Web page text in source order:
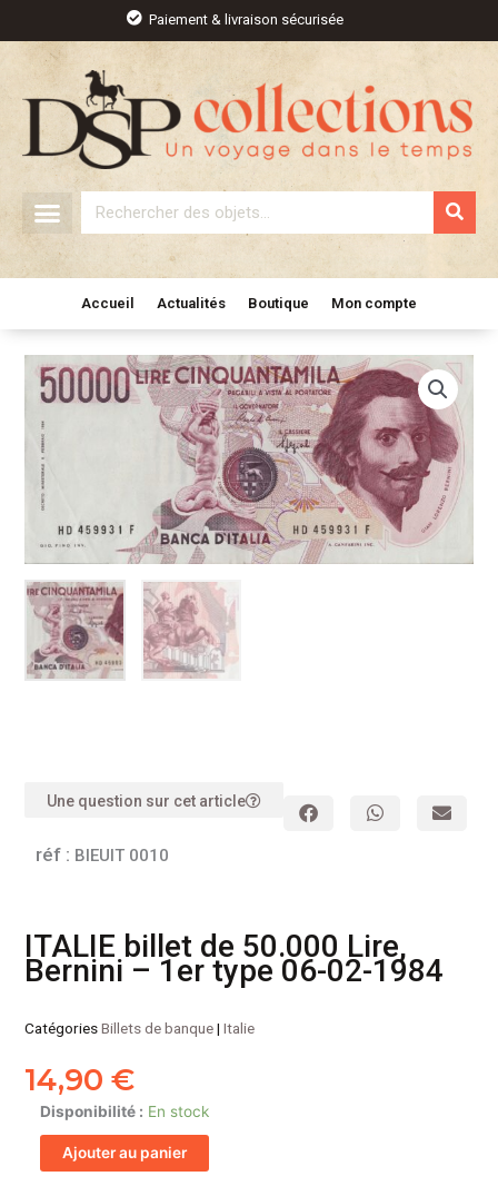
contenu
Paiement & livraison sécurisée
Rechercher
Accueil Actualités Boutique Mon compte
Une question sur cet article
réf : BIEUIT 0010
ITALIE billet de 50.000 Lire,
Bernini – 1er type 06-02-1984
CatégoriesBillets de banque|Italie
14,90€
Disponibilité : En stock
quantité
de
ITALIEAjouter au panier